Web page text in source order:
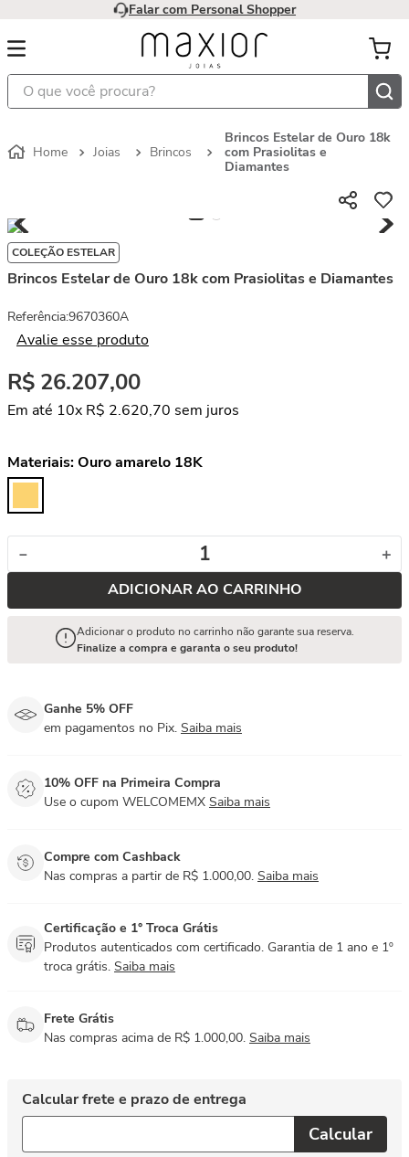
Falar com Personal Shopper
O que você procura?
Joias Brincos
Brincos Estelar de Ouro 18k
com Prasiolitas e
Diamantes
COLEÇÃO ESTELAR
Brincos Estelar de Ouro 18k com Prasiolitas e Diamantes
Referência:9670360A
Avalie esse produto
R$ 26.207,00
Em até 10x R$ 2.620,70 sem juros
Materiais:Ouro amarelo 18K
＋
－
ADICIONAR AO CARRINHO
Adicionar o produto no carrinho não garante sua reserva.
Finalize a compra e garanta o seu produto!
Ganhe 5% OFF
em pagamentos no Pix. Saiba mais
10% OFF na Primeira Compra
Use o cupom WELCOMEMX Saiba mais
Compre com Cashback
Nas compras a partir de R$ 1.000,00. Saiba mais
Certificação e 1° Troca Grátis
Produtos autenticados com certificado. Garantia de 1 ano e 1º
troca grátis. Saiba mais
Frete Grátis
Nas compras acima de R$ 1.000,00. Saiba mais